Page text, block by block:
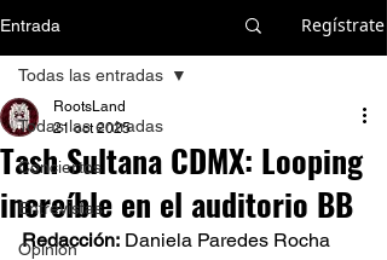
Entrada Regístrate
Todas las entradas
Conciertos
Entrevistas
Opinión
Todas las entradas
Tash Sultana CDMX: Looping
increíble en el auditorio BB
RootsLand
21 oct 2025
Redacción: Daniela Paredes Rocha